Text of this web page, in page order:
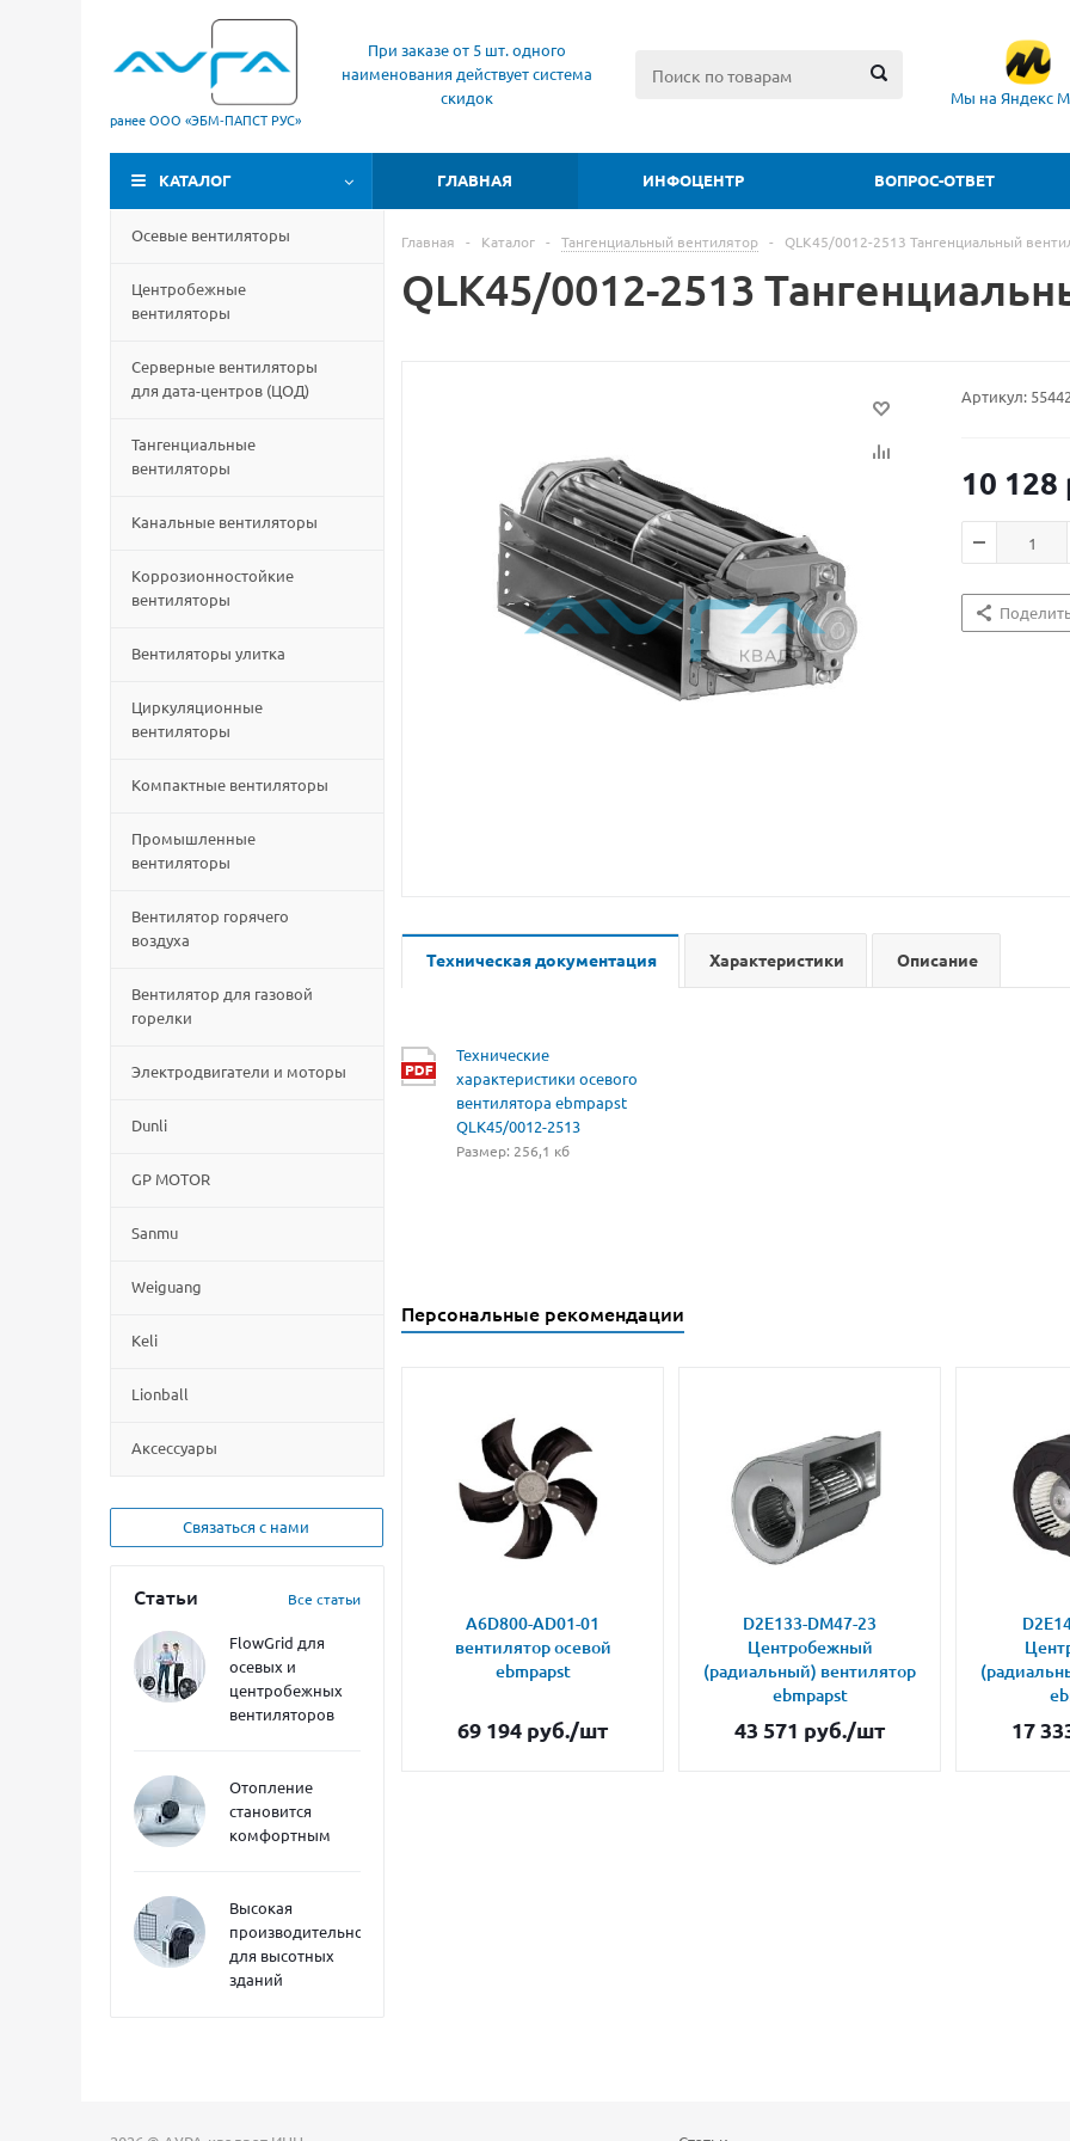
ранее ООО «ЭБМ‑ПАПСТ РУС»
При заказе от 5 шт. одного
наименования действует система
скидок
Мы на Яндекс
КАТАЛОГ ГЛАВНАЯ ИНФОЦЕНТР ВОПРОС-ОТВЕТ
Осевые вентиляторы
Центробежные
вентиляторы
Серверные вентиляторы
для дата-центров (ЦОД)
Тангенциальные
вентиляторы
Канальные вентиляторы
Коррозионностойкие
вентиляторы
Вентиляторы улитка
Циркуляционные
вентиляторы
Компактные вентиляторы
Промышленные
вентиляторы
Вентилятор горячего
воздуха
Вентилятор для газовой
горелки
Электродвигатели и моторы
Dunli
GP MOTOR
Sanmu
Weiguang
Keli
Lionball
Aксессуары
Связаться с нами
Статьи Все статьи
FlowGrid для
осевых и
центробежных
вентиляторов
Отопление
становится
комфортным
Высокая
производительность
для высотных
зданий
Главная - Каталог - Тангенциальный вентилятор - QLK45/0012-2513 Тангенциальный
QLK45/0012-2513
Артикул:
10 128
Техническая документация Характеристики Описание
Технические
характеристики осевого
вентилятора ebmpapst
QLK45/0012-2513
Размер: 256,1 кб
Персональные рекомендации
A6D800-AD01-01
вентилятор осевой
ebmpapst
69 194 руб./шт
D2E133-DM47-23
Центробежный
(радиальный) вентилятор
ebmpapst
43 571 руб./шт 17